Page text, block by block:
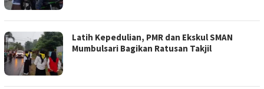
Latih Kepedulian, PMR dan Ekskul SMAN
Mumbulsari Bagikan Ratusan Takjil